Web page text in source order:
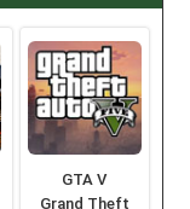
GTA V